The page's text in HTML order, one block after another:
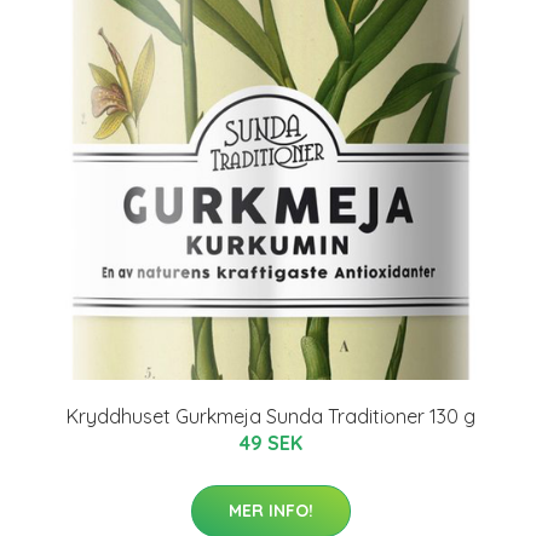
Kryddhuset Gurkmeja Sunda Traditioner 130 g
49 SEK
MER INFO!